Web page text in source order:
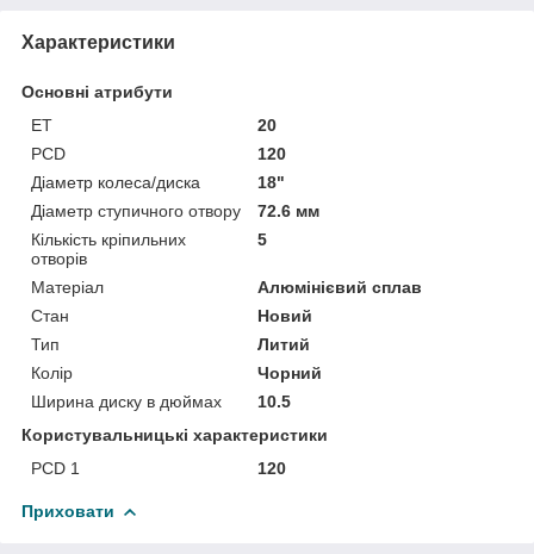
Характеристики
Основні атрибути
ET
20
PCD
120
Діаметр колеса/диска
18"
Діаметр ступичного отвору
72.6 мм
Кількість кріпильних
отворів
5
Матеріал
Алюмінієвий сплав
Стан
Новий
Тип
Литий
Колір
Чорний
Ширина диску в дюймах
10.5
Користувальницькі характеристики
PCD 1
120
Приховати